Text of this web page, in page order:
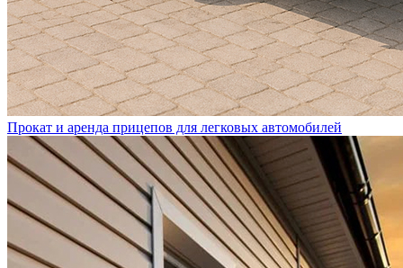
Прокат и аренда прицепов для легковых автомобилей